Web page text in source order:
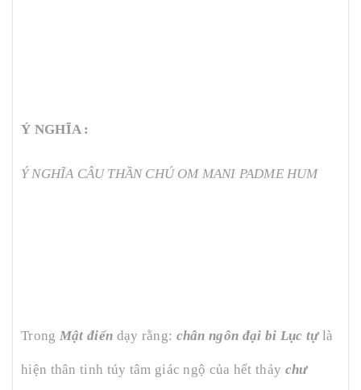
Ý NGHĨA :
Ý NGHĨA CÂU THẦN CHÚ OM MANI PADME HUM
Trong Mật điển dạy rằng: chân ngôn đại bi Lục tựlà
hiện thân tinh túy tâm giác ngộ của hết thảy chư